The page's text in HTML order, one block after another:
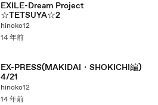
EXILE-Dream Project
☆TETSUYA☆2
hinoko12
14 年前
EX-PRESS(MAKIDAI・SHOKICHI編)
4/21
hinoko12
14 年前